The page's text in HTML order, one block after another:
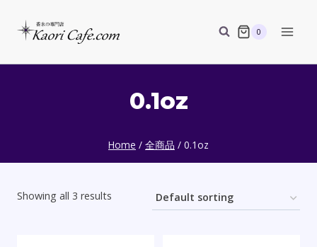
0
0.1oz
Home / 全商品 / 0.1oz
Showing all 3 results